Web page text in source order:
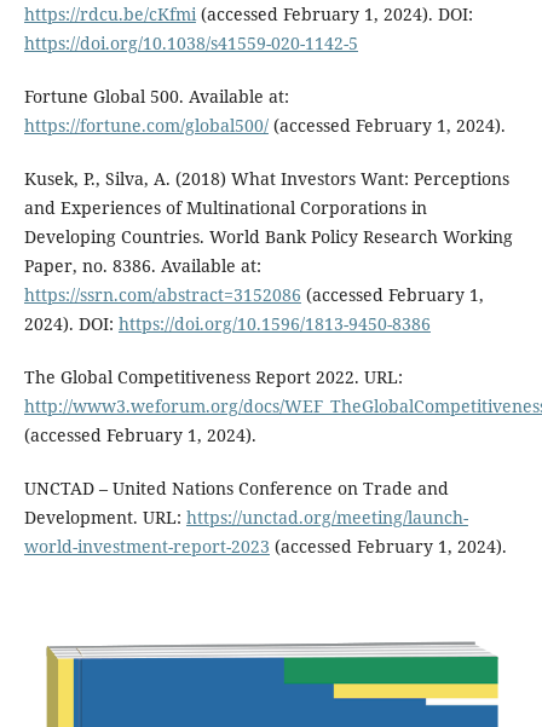
https://rdcu.be/cKfmi (accessed February 1, 2024). DOI:
https://doi.org/10.1038/s41559-020-1142-5
Fortune Global 500. Available at:
https://fortune.com/global500/(accessed February 1, 2024).
Kusek, P., Silva, A. (2018) What Investors Want: Perceptions
and Experiences of Multinational Corporations in
Developing Countries. World Bank Policy Research Working
Paper, no. 8386. Available at:
https://ssrn.com/abstract=3152086 (accessed February 1,
2024). DOI: https://doi.org/10.1596/1813-9450-8386
The Global Competitiveness Report 2022. URL:
http://www3.weforum.org/docs/
(accessed February 1, 2024).
UNCTAD – United Nations Conference on Trade and
Development. URL: https://unctad.org/meeting/launch-
world-investment-report-2023 (accessed February 1, 2024).